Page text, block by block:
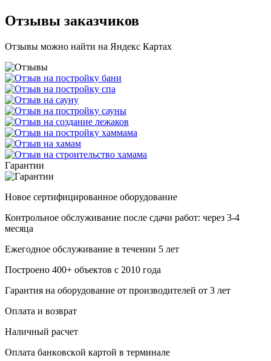
Отзывы заказчиков
Отзывы можно найти на Яндекс Картах
Гарантии
Новое сертифицированное оборудование
Контрольное обслуживание после сдачи работ: через 3-4
месяца
Ежегодное обслуживание в течении 5 лет
Построено 400+ объектов с 2010 года
Гарантия на оборудование от производителей от 3 лет
Оплата и возврат
Haличный pacчeт
Oплaтa бaнкoвcкoй кapтoй в терминале